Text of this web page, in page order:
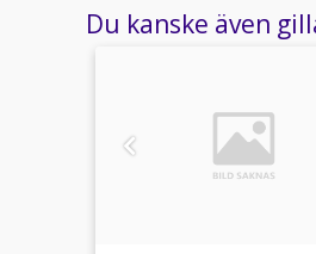
Du kanske även